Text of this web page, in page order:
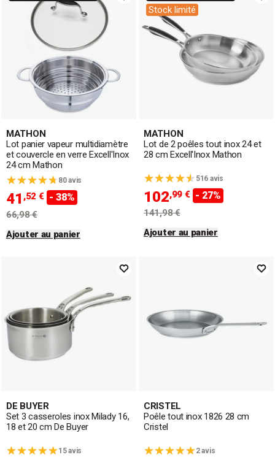
MATHON
Lot panier vapeur multidiamètre
et couvercle en verre Excell'Inox
24 cm Mathon
80 avis
41 ,52 € - 38%
66,98 €
Ajouter au panier
Stock limité
MATHON
Lot de 2 poêles tout inox 24 et
28 cm Excell'Inox Mathon
516 avis
102,99 € - 27%
141,98 €
Ajouter au panier
DE BUYER
Set 3 casseroles inox Milady 16,
18 et 20 cm De Buyer
15 avis
CRISTEL
Poêle tout inox 1826 28 cm
Cristel
2 avis